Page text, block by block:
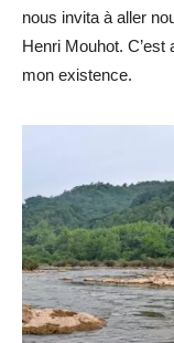
nous invita à aller
Henri Mouhot.
mon existence.